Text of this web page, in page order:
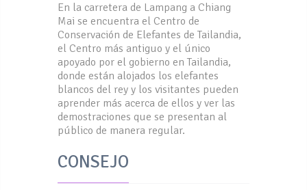
En la carretera de Lampang a Chiang
Mai se encuentra el Centro de
Conservación de Elefantes de Tailandia,
el Centro más antiguo y el único
apoyado por el gobierno en Tailandia,
donde están alojados los elefantes
blancos del rey y los visitantes pueden
aprender más acerca de ellos y ver las
demostraciones que se presentan al
público de manera regular.
CONSEJO